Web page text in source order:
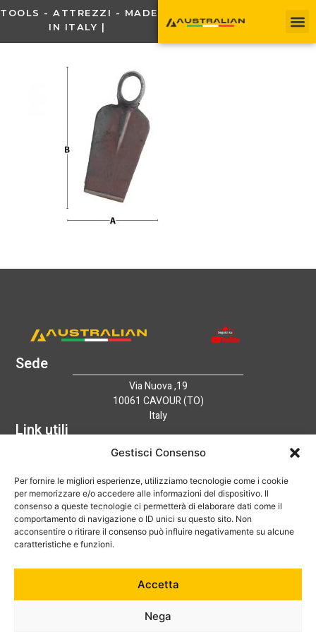
Gestisci Consenso
Per fornire le migliori esperienze, utilizziamo tecnologie come i cookie
per memorizzare e/o accedere alle informazioni del dispositivo. Il
consenso a queste tecnologie ci permetterà di elaborare dati come il
comportamento di navigazione o ID unici su questo sito. Non
acconsentire o ritirare il consenso può influire negativamente su alcune
caratteristiche e funzioni.
Accetta
Nega
TOOLS - ATTREZZI - MADE
IN ITALY |
Sede
Via Nuova ,19
10061 CAVOUR (TO)
Italy
Link utili
Home
Catalogo
Tecnologia
News
Contatti
Hai bisogno di aiuto?
+39 0121 600752
info@australian-srl.com